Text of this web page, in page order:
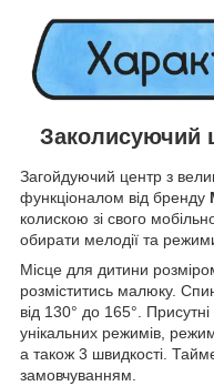
Заколисуючий
Загойдуючий центр з
функціоналом від бренду
колискою зі свого
обирати мелодії та
Місце для дитини
розміститись малюку.
від 130° до 165°.
унікальних режимів,
а також 3 швидкості.
замовчуванням.